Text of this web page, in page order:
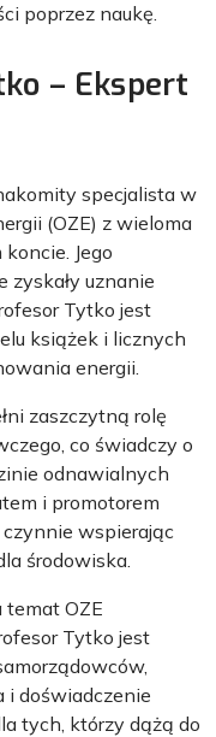
poprzez naukę.
– Ekspert
specjalista w
(OZE) z wieloma
Jego
zyskały uznanie
Tytko jest
książek i licznych
energii.
zaszczytną rolę
co świadczy o
odnawialnych
i promotorem
wspierając
środowiska.
temat OZE
Tytko jest
i doświadczenie
tych, którzy dążą do